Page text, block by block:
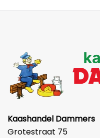
Kaashandel Dammers
Grotestraat 75